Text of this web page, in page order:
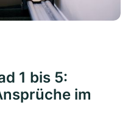
1 bis 5:
im